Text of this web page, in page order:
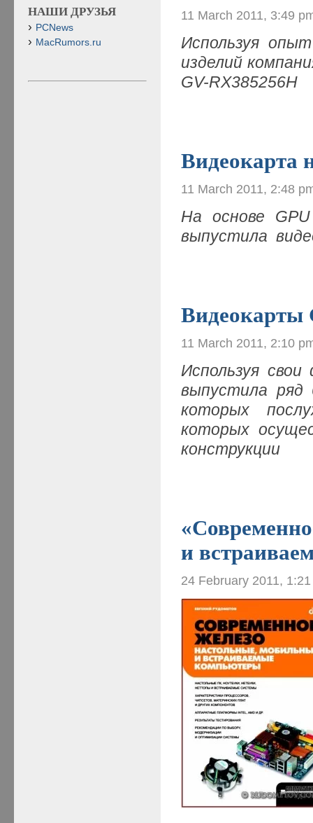
11 March 2011, 3:49
Используя
изделий
GV-RX385256H
Видеокарта
11 March 2011, 2:48
На основе
выпустила
Видеокарты
11 March 2011, 2:10
Используя
выпустила ряд
которых
которых
конструкции
и
24 February 2011,
НАШИ ДРУЗЬЯ
PCNews
MacRumors.ru